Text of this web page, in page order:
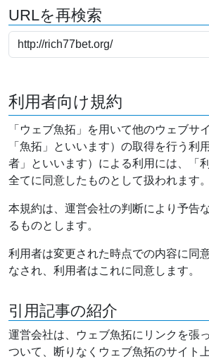
URLを再検索
利用者向け規約
「ウェブ魚拓」を用いて他のウェブサ
「魚拓」といいます）の取得を行う利
者」といいます）による利用には、「
全てに同意したものとして扱われます。
本規約は、運営会社の判断により予告
るものとします。
利用者は変更された時点での内容に同
なされ、利用者はこれに同意します。
引用記事の紹介
運営会社は、ウェブ魚拓にリンクを張
ついて、断りなくウェブ魚拓のサイト